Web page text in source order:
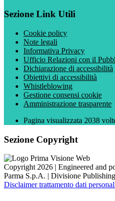
Sezione Link Utili
Cookie policy
Note legali
Informativa Privacy
Ufficio Relazioni con il
Dichiarazione di accessibilità
Obiettivi di accessibilità
Whistleblowing
Gestione consensi cookie
Amministrazione trasparente
Pagina visualizzata 2038
Sezione Copyright
Copyright 2026 | Engineered and
Parma S.p.A. | Divisione
Disclaimer trattamento dati